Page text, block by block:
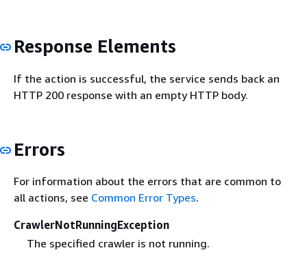
Response Elements
If the action is successful, the service sends back an
HTTP 200 response with an empty HTTP body.
Errors
For information about the errors that are common to
all actions, see Common Error Types.
CrawlerNotRunningException
The specified crawler is not running.